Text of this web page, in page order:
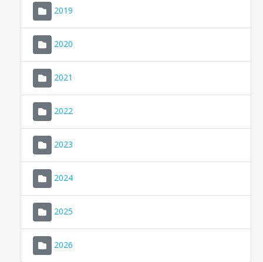
2019
2020
2021
2022
2023
2024
2025
2026